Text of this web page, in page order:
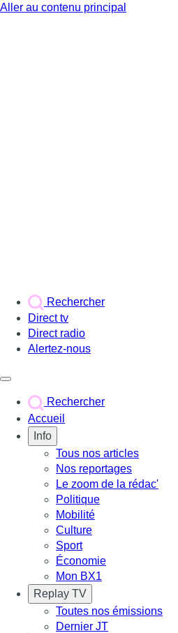
Aller au contenu principal
Rechercher
Direct tv
Direct radio
Alertez-nous
Rechercher
Accueil
Info
Tous nos articles
Nos reportages
Le zoom de la rédac'
Politique
Mobilité
Culture
Sport
Économie
Mon BX1
Replay TV
Toutes nos émissions
Dernier JT